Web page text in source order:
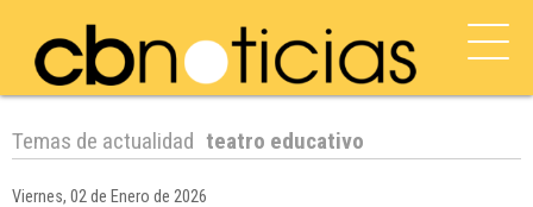
Temas de actualidad teatro educativo
Viernes, 02 de Enero de 2026